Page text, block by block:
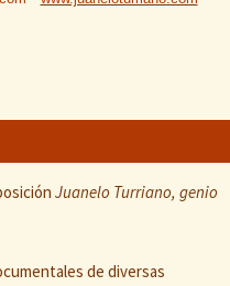
Juanelo Turriano, genio
de diversas